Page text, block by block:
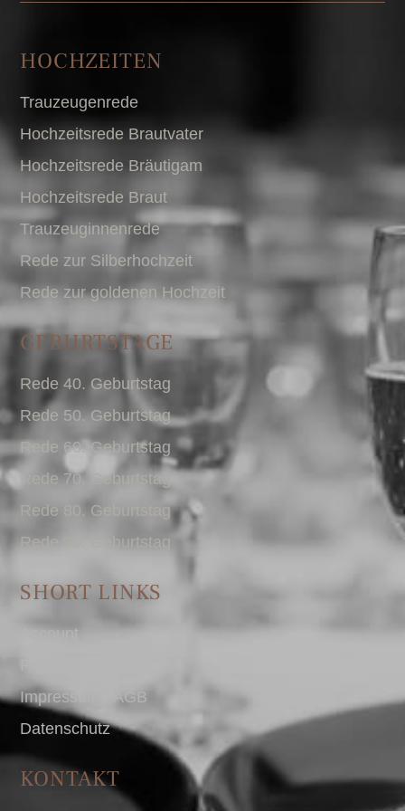
HOCHZEITEN
Trauzeugenrede
Hochzeitsrede Brautvater
Hochzeitsrede Bräutigam
Hochzeitsrede Braut
Trauzeuginnenrede
Rede zur Silberhochzeit
Rede zur goldenen Hochzeit
GEBURTSTAGE
Rede 40. Geburtstag
Rede 50. Geburtstag
Rede 60. Geburtstag
Rede 70. Geburtstag
Rede 80. Geburtstag
Rede 90. Geburtstag
SHORT LINKS
Account
Impressum I AGB
Datenschutz
KONTAKT